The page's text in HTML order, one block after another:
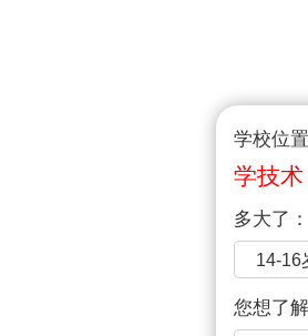
学校位
学技
多大了：
14-16
您想了解